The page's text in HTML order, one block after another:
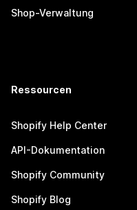
Shop-Verwaltung
Ressourcen
Shopify Help Center
API-Dokumentation
Shopify Community
Shopify Blog